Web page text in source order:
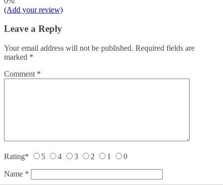
(Add your review)
Leave a Reply
Your email address will not be published. Required fields are
marked *
Comment *
Rating* 5 4 3 2 1 0
Name *